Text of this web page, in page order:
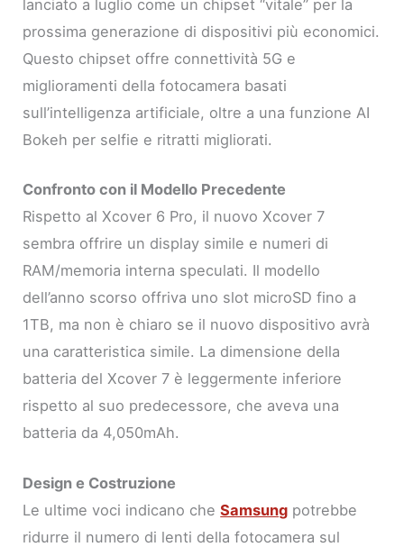
lanciato a luglio come un chipset “vitale” per la
prossima generazione di dispositivi più economici.
Questo chipset offre connettività 5G e
miglioramenti della fotocamera basati
sull’intelligenza artificiale, oltre a una funzione AI
Bokeh per selfie e ritratti migliorati.
Confronto con il Modello Precedente
Rispetto al Xcover 6 Pro, il nuovo Xcover 7
sembra offrire un display simile e numeri di
RAM/memoria interna speculati. Il modello
dell’anno scorso offriva uno slot microSD fino a
1TB, ma non è chiaro se il nuovo dispositivo avrà
una caratteristica simile. La dimensione della
batteria del Xcover 7 è leggermente inferiore
rispetto al suo predecessore, che aveva una
batteria da 4,050mAh.
Design e Costruzione
Le ultime voci indicano cheSamsung potrebbe
ridurre il numero di lenti della fotocamera sul